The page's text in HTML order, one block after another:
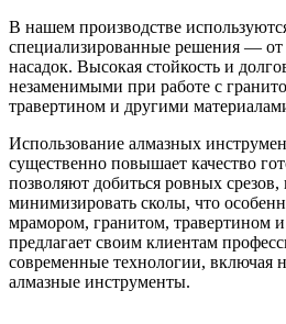
В нашем производстве
специализированные решения — от
насадок. Высокая стойкость и
незаменимыми при работе с
травертином и другими
Использование алмазных
существенно повышает качество
позволяют добиться ровных срезов,
минимизировать сколы, что
мрамором, гранитом, травертином
предлагает своим клиентам
современные технологии, включая
алмазные инструменты.